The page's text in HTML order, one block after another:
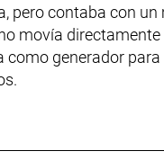
pero contaba con un
movía directamente
como generador